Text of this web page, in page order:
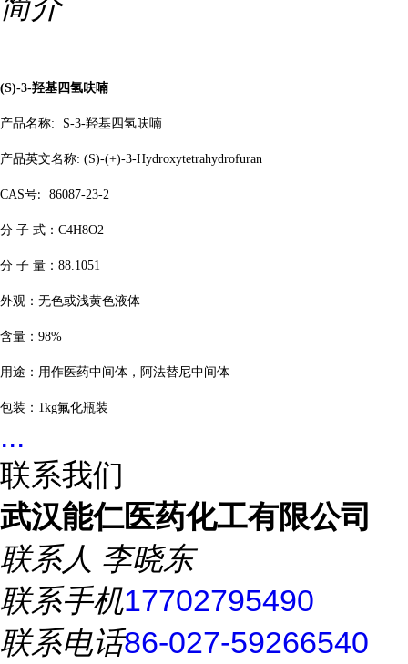
(S)-3-羟基四氢呋喃
产品名称: S-3-羟基四氢呋喃
产品英文名称: (S)-(+)-3-Hydroxytetrahydrofuran
CAS号: 86087-23-2
分 子 式： C4H8O2
分 子 量： 88.1051
外观：无色或浅黄色液体
含量： 98%
用途：用作医药中间体，阿法替尼中间体
包装： 1kg氟化瓶装
...
联系我们
武汉能仁医药化工有限公司
联系人 李晓东
联系手机17702795490
联系电话86-027-59266540